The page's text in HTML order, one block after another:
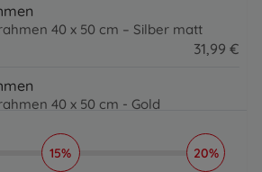
40 x 50 cm – Silber matt
31 99 €
40 x 50 cm - Gold
31.99 EUR
Lacke & Co.
15% 20%